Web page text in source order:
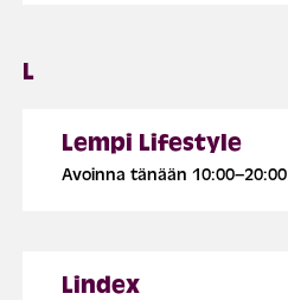
L
Lempi Lifestyle
Avoinna tänään 10:00–20:00
Lindex